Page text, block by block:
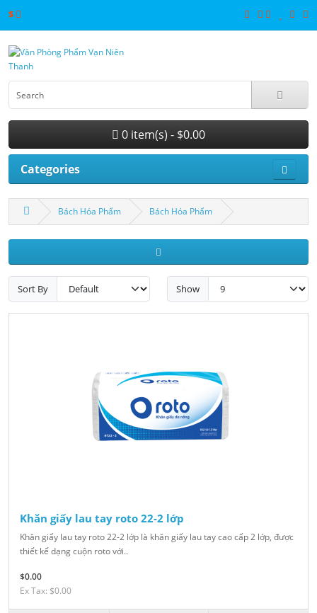
$
0 item(s) - $0.00
Categories
Bách Hóa Phẩm Bách Hóa Phẩm
Sort By Show
Khăn giấy lau tay roto 22-2 lớp
Khăn giấy lau tay roto 22-2 lớp là khăn giấy lau tay cao cấp 2 lớp, được
thiết kế dạng cuộn roto với..
$0.00
Ex Tax: $0.00